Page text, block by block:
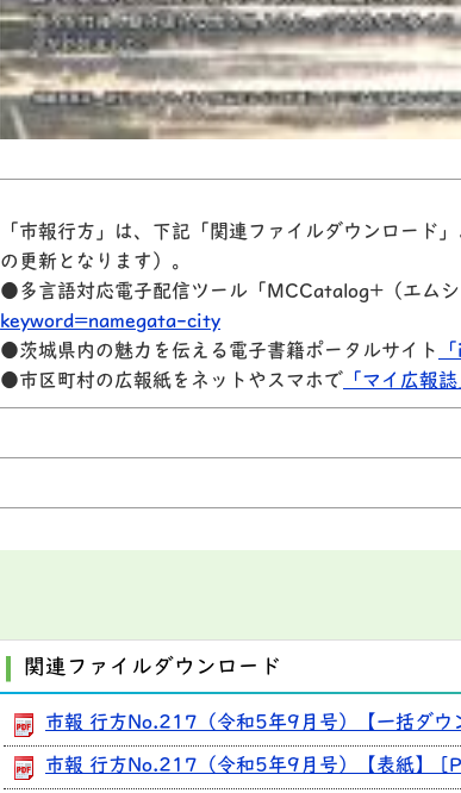
「市報行方」は、下記「関連ファイルダウンロード
の更新となります）。
●多言語対応電子配信ツール「MCCatalog+（エム
keyword=namegata-city
●茨城県内の魅力を伝える電子書籍ポータルサイト
●市区町村の広報紙をネットやスマホで
「マイ広報誌
関連ファイルダウンロード
市報 行方No.217（令和5年9月号）【一括ダ
市報 行方No.217（令和5年9月号）【表紙】